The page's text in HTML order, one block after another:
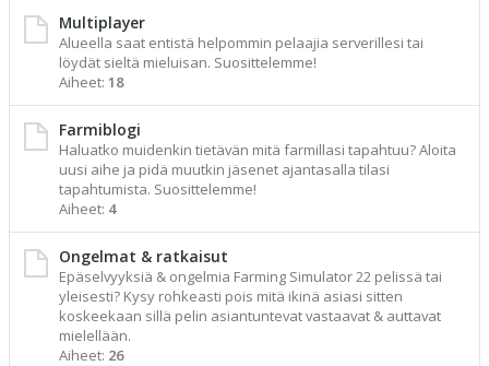
Multiplayer
Alueella saat entistä helpommin pelaajia serverillesi tai
löydät sieltä mieluisan. Suosittelemme!
Aiheet: 18
Farmiblogi
Haluatko muidenkin tietävän mitä farmillasi tapahtuu? Aloita
uusi aihe ja pidä muutkin jäsenet ajantasalla tilasi
tapahtumista. Suosittelemme!
Aiheet: 4
Ongelmat & ratkaisut
Epäselvyyksiä & ongelmia Farming Simulator 22 pelissä tai
yleisesti? Kysy rohkeasti pois mitä ikinä asiasi sitten
koskeekaan sillä pelin asiantuntevat vastaavat & auttavat
mielellään.
Aiheet: 26